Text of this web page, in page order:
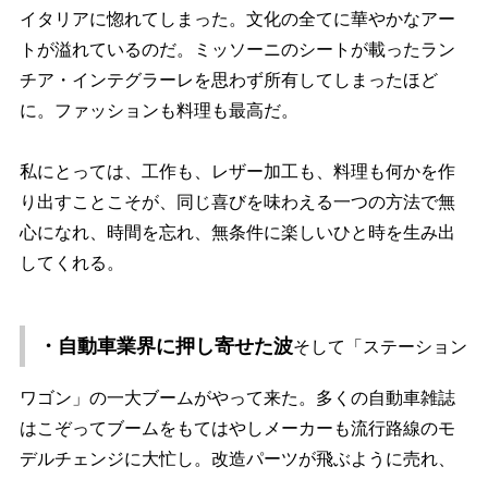
イタリアに惚れてしまった。文化の全てに華やかなアー
トが溢れているのだ。ミッソーニのシートが載ったラン
チア・インテグラーレを思わず所有してしまったほど
に。ファッションも料理も最高だ。
私にとっては、工作も、レザー加工も、料理も何かを作
り出すことこそが、同じ喜びを味わえる一つの方法で無
心になれ、時間を忘れ、無条件に楽しいひと時を生み出
してくれる。
・自動車業界に押し寄せた波そして「ステーション
ワゴン」の一大ブームがやって来た。多くの自動車雑誌
はこぞってブームをもてはやしメーカーも流行路線のモ
デルチェンジに大忙し。改造パーツが飛ぶように売れ、